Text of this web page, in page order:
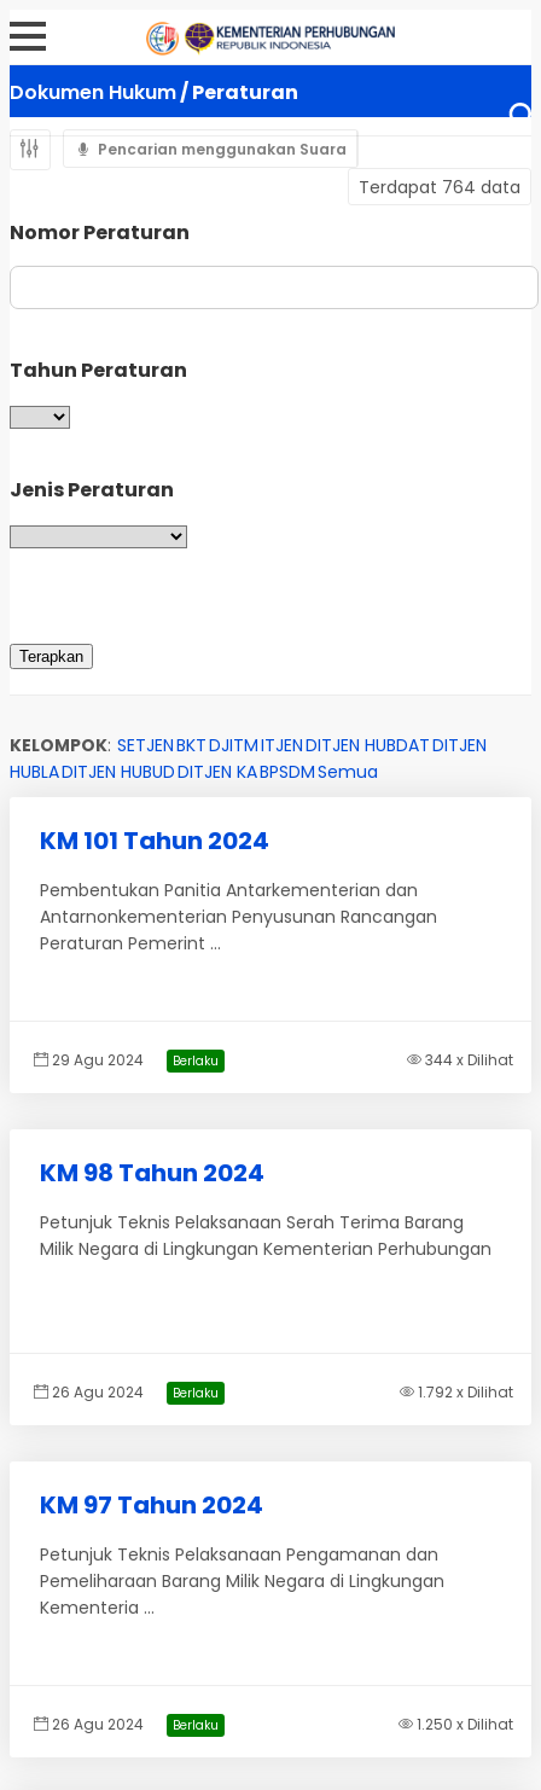
Dokumen Hukum/ Peraturan
Pencarian menggunakan Suara
Terdapat 764 data
Nomor Peraturan
Tahun Peraturan
Jenis Peraturan
KELOMPOK: SETJENBKTDJITMITJENDITJEN HUBDATDITJEN
HUBLADITJEN HUBUDDITJEN KABPSDMSemua
KM 101 Tahun 2024
Pembentukan Panitia Antarkementerian dan
Antarnonkementerian Penyusunan Rancangan
Peraturan Pemerint ...
29 Agu 2024 Berlaku 344 x Dilihat
KM 98 Tahun 2024
Petunjuk Teknis Pelaksanaan Serah Terima Barang
Milik Negara di Lingkungan Kementerian Perhubungan
26 Agu 2024 Berlaku 1.792 x Dilihat
KM 97 Tahun 2024
Petunjuk Teknis Pelaksanaan Pengamanan dan
Pemeliharaan Barang Milik Negara di Lingkungan
Kementeria ...
26 Agu 2024 Berlaku 1.250 x Dilihat